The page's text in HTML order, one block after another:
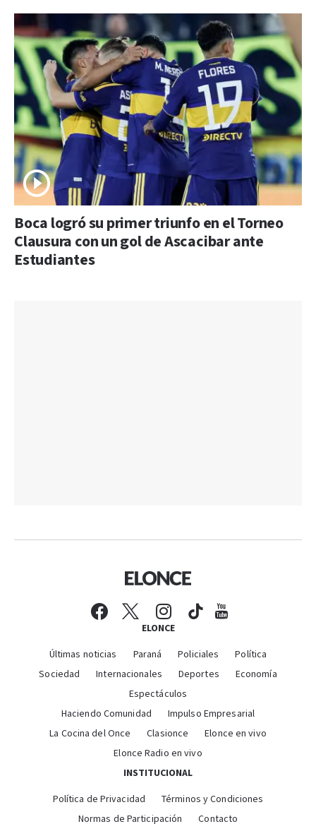
Boca logró su primer triunfo en el Torneo
Clausura con un gol de Ascacibar ante
Estudiantes
ELONCE
Últimas noticias Paraná Policiales
Política
Sociedad
Internacionales Deportes
Economía
Espectáculos
Haciendo Comunidad
Impulso Empresarial
La Cocina del Once
Clasionce
Elonce en vivo
Elonce Radio en vivo
INSTITUCIONAL
Política de Privacidad
Términos y Condiciones
Normas de Participación
Contacto